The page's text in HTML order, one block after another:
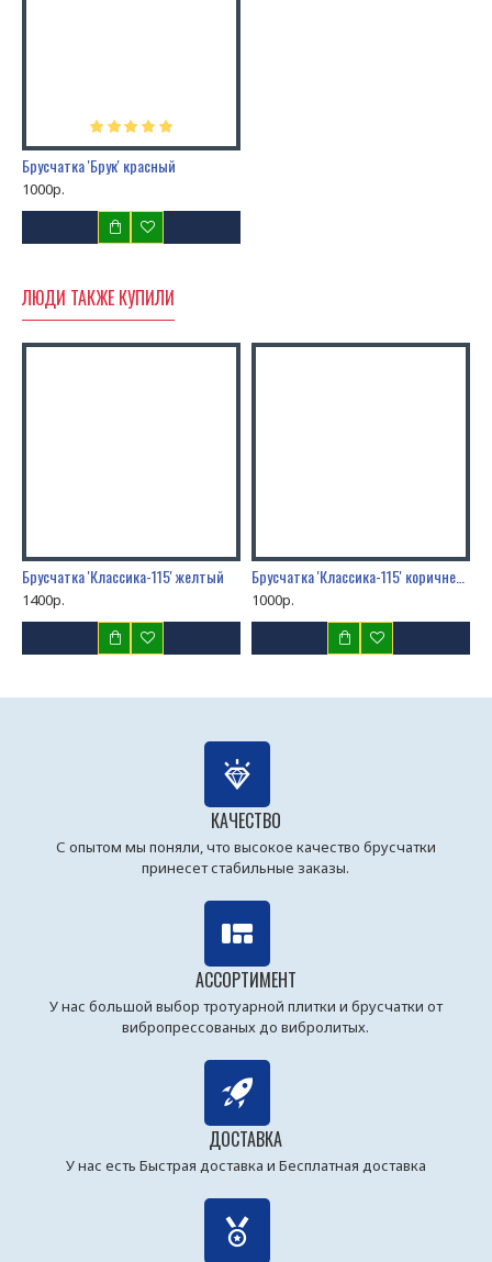
Брусчатка 'Брук' красный
1000р.
ЛЮДИ ТАКЖЕ КУПИЛИ
Брусчатка 'Классика-115' желтый
1400р.
Брусчатка 'Классика-115' коричневый
1000р.
КАЧЕСТВО
С опытом мы поняли, что высокое качество брусчатки
принесет стабильные заказы.
АССОРТИМЕНТ
У нас большой выбор тротуарной плитки и брусчатки от
вибропрессованых до вибролитых.
ДОСТАВКА
У нас есть Быстрая доставка и Бесплатная доставка